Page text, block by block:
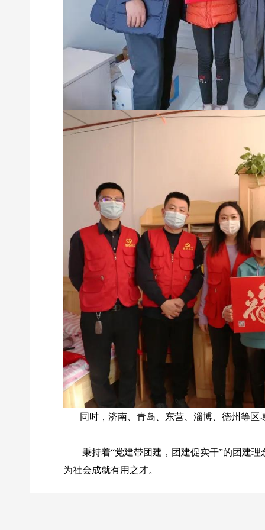
同时，济南、青岛、东营、淄博、德州等区
秉持着“党建带团建，团建促实干”的团建理
为社会成就有用之才。